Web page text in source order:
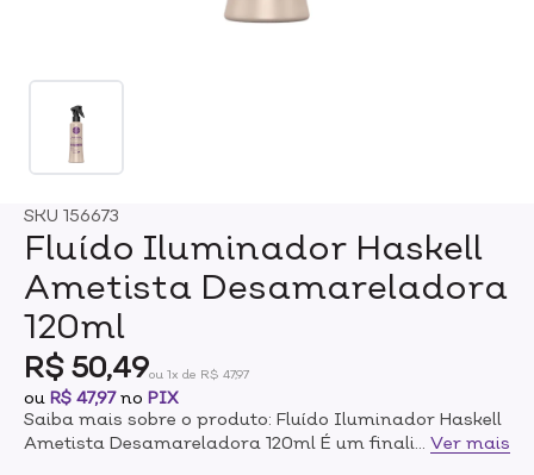
SKU 156673
Fluído Iluminador Haskell
Ametista Desamareladora
120ml
R$ 50,49ou 1x de R$ 47,97
ou R$ 47,97no PIX
Saiba mais sobre o produto: Fluído Iluminador Haskell
Ametista Desamareladora 120ml É um finalizadorVer mais